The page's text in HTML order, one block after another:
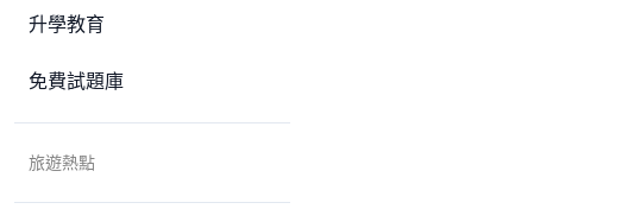
升學教育
免費試題庫
旅遊熱點